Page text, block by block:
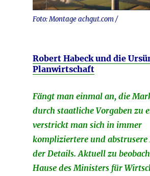
Foto: Montage achgut.com /
Robert Habeck und die
Planwirtschaft
Fängt man einmal an, die
durch staatliche Vorgaben zu
verstrickt man sich in immer
kompliziertere und abstrusere
der Details. Aktuell zu
Hause des Ministers für